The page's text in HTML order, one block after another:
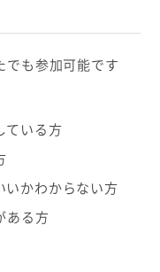
でも参加可能です
ている方
いかわからない方
ある方